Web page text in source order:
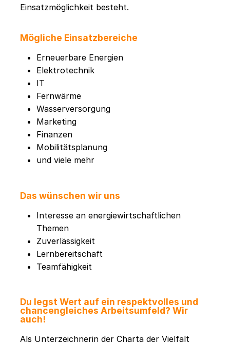
Einsatzmöglichkeit besteht.
Mögliche Einsatzbereiche
Erneuerbare Energien
Elektrotechnik
IT
Fernwärme
Wasserversorgung
Marketing
Finanzen
Mobilitätsplanung
und viele mehr
Das wünschen wir uns
Interesse an energiewirtschaftlichen
Themen
Zuverlässigkeit
Lernbereitschaft
Teamfähigkeit
Du legst Wert auf ein respektvolles und
chancengleiches Arbeitsumfeld? Wir
auch!
Als Unterzeichnerin der Charta der Vielfalt